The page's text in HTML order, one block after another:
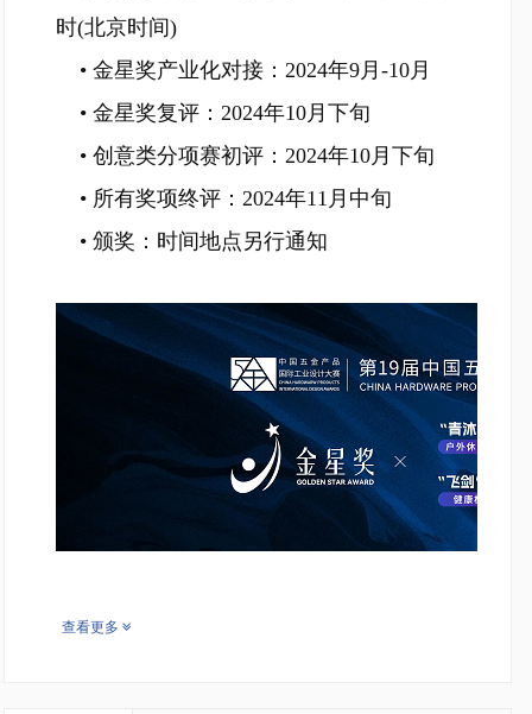
时(北京时间)
• 金星奖产业化对接：2024年9月-10月
• 金星奖复评：2024年10月下旬
• 创意类分项赛初评：2024年10月下旬
• 所有奖项终评：2024年11月中旬
• 颁奖：时间地点另行通知
查看更多